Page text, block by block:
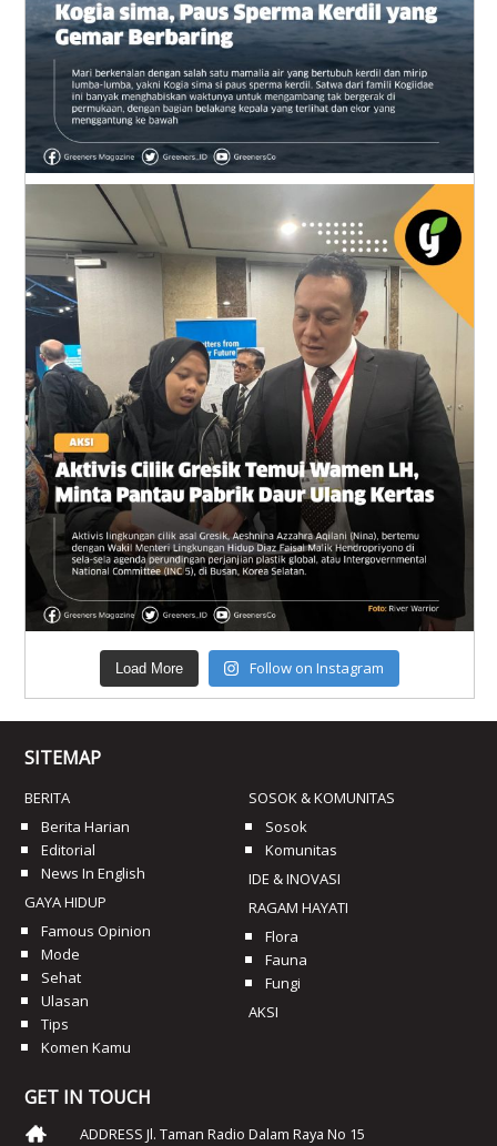
Load More Follow on Instagram
SITEMAP
BERITA
Berita Harian
Editorial
News In English
GAYA HIDUP
Famous Opinion
Mode
Sehat
Ulasan
Tips
Komen Kamu
SOSOK & KOMUNITAS
Sosok
Komunitas
IDE & INOVASI
RAGAM HAYATI
Flora
Fauna
Fungi
AKSI
GET IN TOUCH
ADDRESS Jl. Taman Radio Dalam Raya No 15